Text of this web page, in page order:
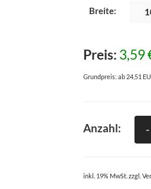
Breite:
Preis: 3,59
Grundpreis: ab 24,51
Anzahl: -
inkl. 19% MwSt. zzgl.